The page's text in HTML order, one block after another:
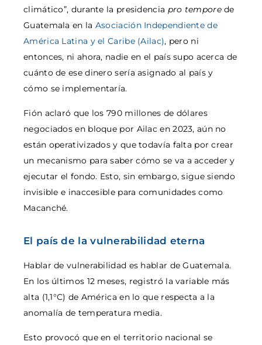
climático”, durante la presidencia pro temporede
Guatemala en la Asociación Independiente de
América Latina y el Caribe (Ailac), pero ni
entonces, ni ahora, nadie en el país supo acerca de
cuánto de ese dinero sería asignado al país y
cómo se implementaría.
Fión aclaró que los 790 millones de dólares
negociados en bloque por Ailac en 2023, aún no
están operativizados y que todavía falta por crear
un mecanismo para saber cómo se va a acceder y
ejecutar el fondo. Esto, sin embargo, sigue siendo
invisible e inaccesible para comunidades como
Macanché.
El país de la vulnerabilidad eterna
Hablar de vulnerabilidad es hablar de Guatemala.
En los últimos 12 meses, registró la variable más
alta (1,1°C) de América en lo que respecta a la
anomalía de temperatura media.
Esto provocó que en el territorio nacional se